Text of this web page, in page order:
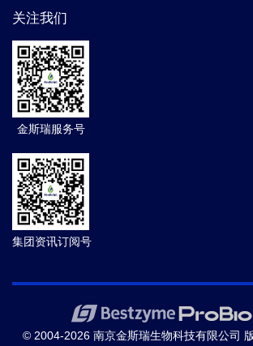
关注我们
金斯瑞服务号
集团资讯订阅号
© 2004-2026 南京金斯瑞生物科技有限公司